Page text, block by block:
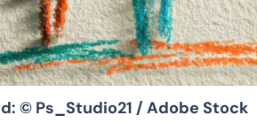
© Ps_Studio21 / Adobe Stock